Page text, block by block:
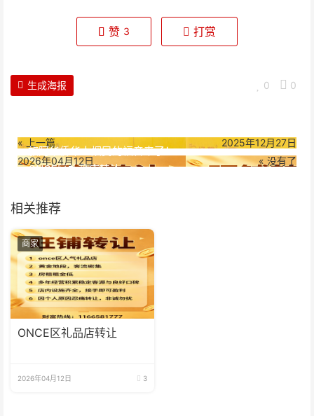
赞 3 打赏
0 0
生成海报
旅阿华侨华人烟民的福音来了！
« 上一篇 2025年12月27日
ONCE区礼品店转让
« 没有了
2026年04月12日
相关推荐
商家
ONCE区礼品店转让
2026年04月12日 3